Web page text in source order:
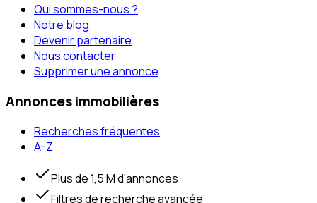
Qui sommes-nous ?
Notre blog
Devenir partenaire
Nous contacter
Supprimer une annonce
Annonces immobilières
Recherches fréquentes
A-Z
Plus de 1,5 M d'annonces
Filtres de recherche avancée